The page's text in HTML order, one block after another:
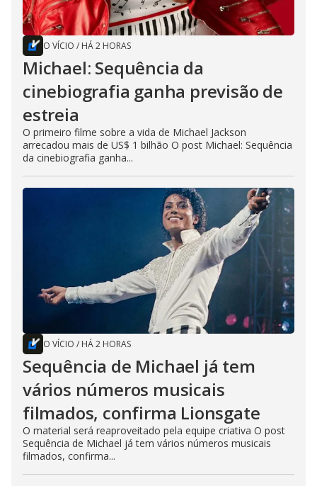
O VÍCIO / HÁ 2 HORAS
Michael: Sequência da
cinebiografia ganha previsão de
estreia
O primeiro filme sobre a vida de Michael Jackson
arrecadou mais de US$ 1 bilhão O post Michael: Sequência
da cinebiografia ganha...
O VÍCIO / HÁ 2 HORAS
Sequência de Michael já tem
vários números musicais
filmados, confirma Lionsgate
O material será reaproveitado pela equipe criativa O post
Sequência de Michael já tem vários números musicais
filmados, confirma...